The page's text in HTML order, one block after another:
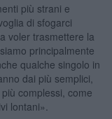
più strani e
di sfogarci
voler trasmettere la
principalmente
qualche singolo in
dai più semplici,
complessi, come
lontani».